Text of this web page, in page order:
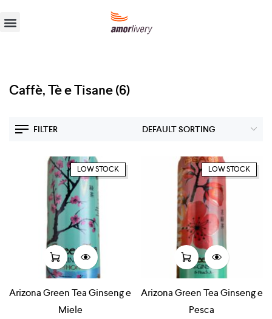
Caffè, Tè e Tisane(6)
FILTER
LOW STOCK
Arizona Green Tea Ginseng e
Miele
LOW STOCK
Arizona Green Tea Ginseng e
Pesca